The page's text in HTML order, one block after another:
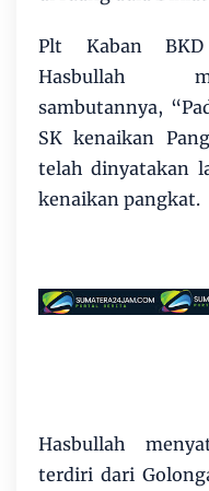
Plt Kaban BKD
Hasbullah
sambutannya,
SK kenaikan
telah dinyatakan
kenaikan pangkat.
Hasbullah
terdiri dari